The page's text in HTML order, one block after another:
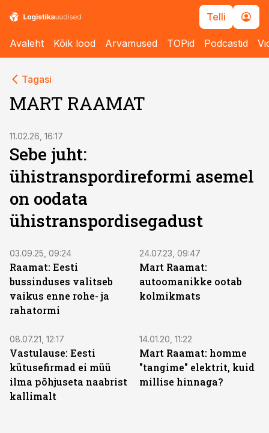
Telli
Avaleht Kõik lood Arvamused TOPid Podcastid
Tagasi
MART RAAMAT
11.02.26, 16:17
Sebe juht:
ühistranspordireformi asemel
on oodata
ühistranspordisegadust
03.09.25, 09:24
Raamat: Eesti
bussinduses valitseb
vaikus enne rohe- ja
rahatormi
24.07.23, 09:47
Mart Raamat:
autoomanikke ootab
kolmikmats
08.07.21, 12:17
Vastulause: Eesti
kütusefirmad ei müü
ilma põhjuseta naabrist
kallimalt
14.01.20, 11:22
Mart Raamat: homme
"tangime" elektrit, kuid
millise hinnaga?